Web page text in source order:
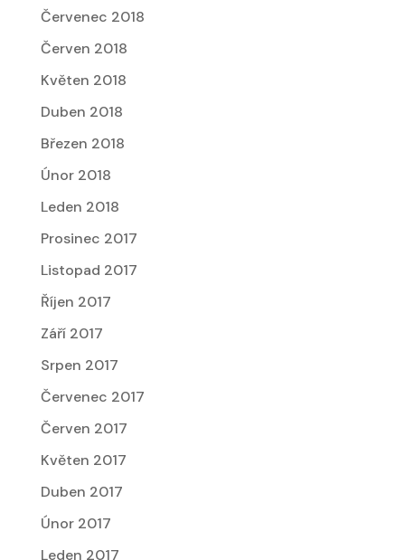
Červenec 2018
Červen 2018
Květen 2018
Duben 2018
Březen 2018
Únor 2018
Leden 2018
Prosinec 2017
Listopad 2017
Říjen 2017
Září 2017
Srpen 2017
Červenec 2017
Červen 2017
Květen 2017
Duben 2017
Únor 2017
Leden 2017